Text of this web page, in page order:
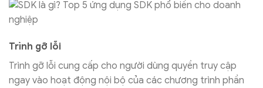
Trình gỡ lỗi
Trình gỡ lỗi cung cấp cho người dùng quyền truy cập
ngay vào hoạt động nội bộ của các chương trình phần